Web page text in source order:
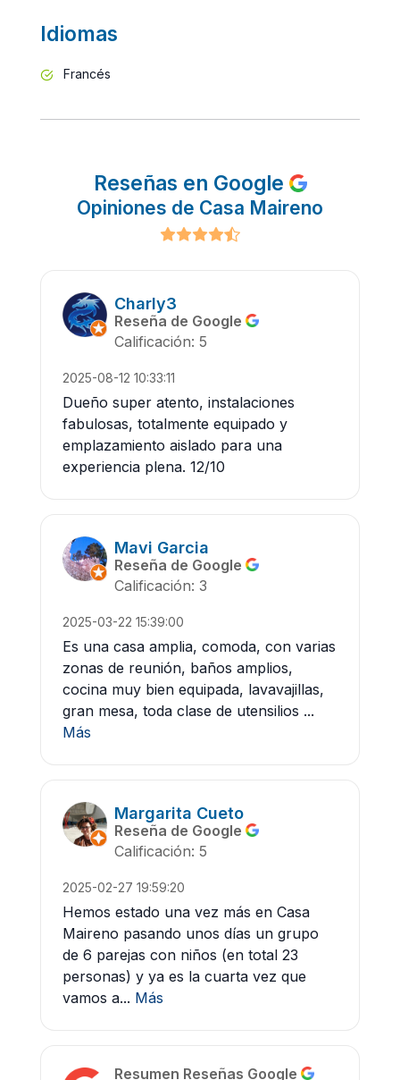
Idiomas
Francés
Reseñas en Google
Opiniones de Casa Maireno
Charly3
Reseña de Google
Calificación: 5
2025-08-12 10:33:11
Dueño super atento, instalaciones
fabulosas, totalmente equipado y
emplazamiento aislado para una
experiencia plena. 12/10
Mavi Garcia
Reseña de Google
Calificación: 3
2025-03-22 15:39:00
Es una casa amplia, comoda, con varias
zonas de reunión, baños amplios,
cocina muy bien equipada, lavavajillas,
gran mesa, toda clase de utensilios ...
Más
Margarita Cueto
Reseña de Google
Calificación: 5
2025-02-27 19:59:20
Hemos estado una vez más en Casa
Maireno pasando unos días un grupo
de 6 parejas con niños (en total 23
personas) y ya es la cuarta vez que
vamos a... Más
Resumen Reseñas Google